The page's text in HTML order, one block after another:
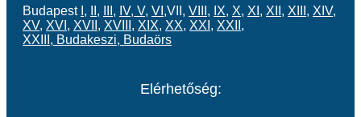
Budapest , , , IV, V, VI ,VII, VIII , IX, X, XI , XII , XIII , XIV,
XV, XVI , XVII , XVIII , XIX, XX, XXI , XXII ,
XXIII , Budakeszi, Budaörs
Elérhetőség: